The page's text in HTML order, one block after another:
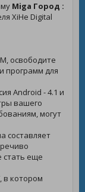
Miga Город :
XiHe Digital
освободите
программ для
Android - 4.1 и
вашего
могут
составляет
стать еще
в котором